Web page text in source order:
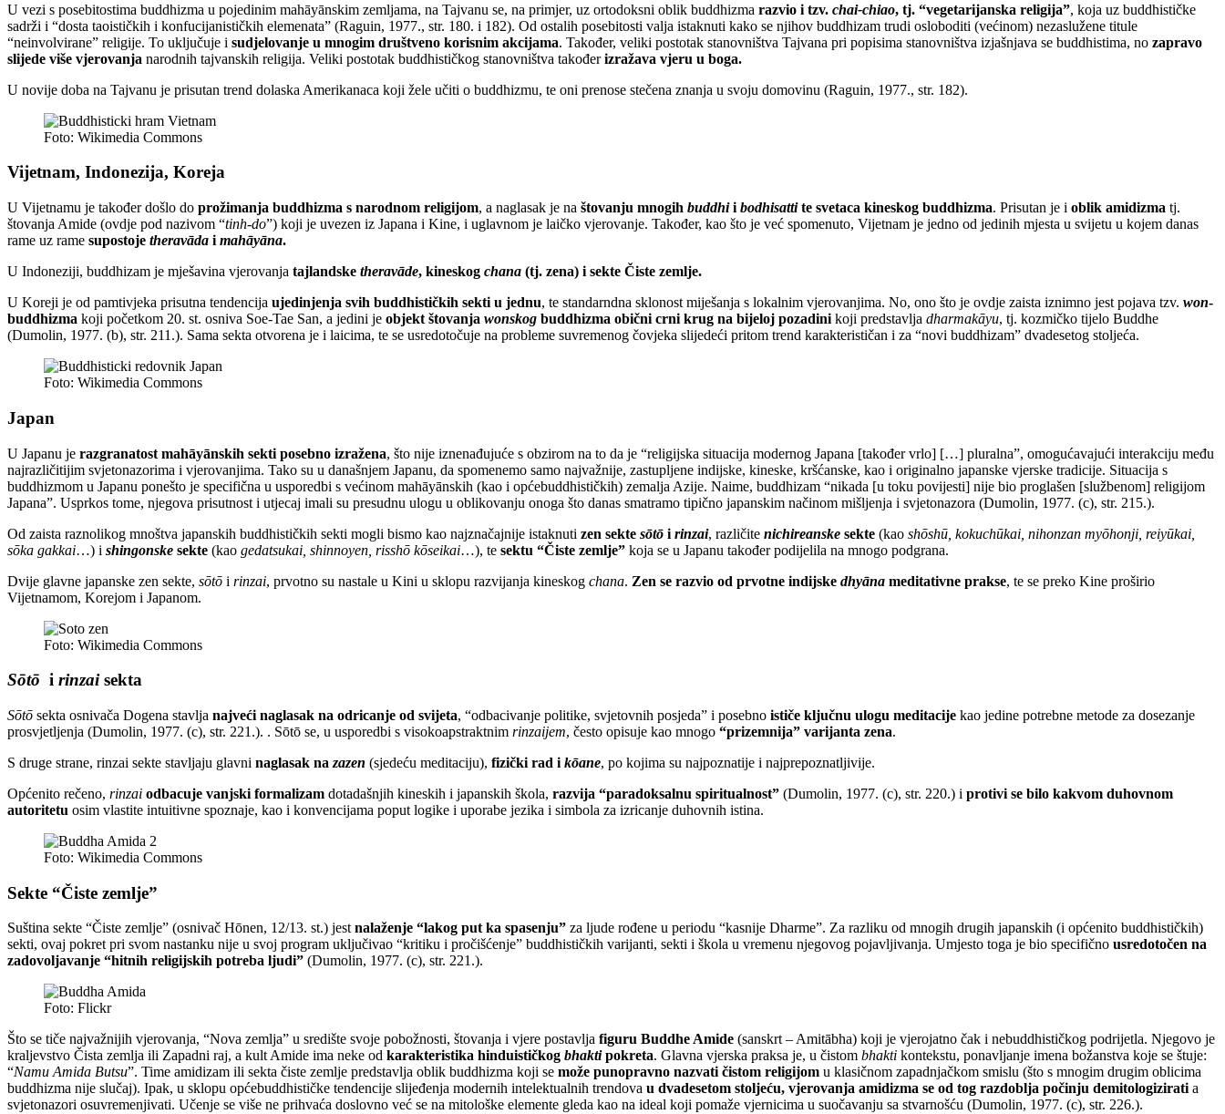
U vezi s posebitostima buddhizma u pojedinim mahāyānskim zemljama, na Tajvanu se, na primjer, uz ortodoksni oblik buddhizma razvio i tzv. chai-chiao, tj. “vegetarijanska religija”, koja uz buddhističke
sadrži i “dosta taoističkih i konfucijanističkih elemenata” (Raguin, 1977., str. 180. i 182). Od ostalih posebitosti valja istaknuti kako se njihov buddhizam trudi osloboditi (većinom) nezaslužene titule
“neinvolvirane” religije. To uključuje i sudjelovanje u mnogim društveno korisnim akcijama. Također, veliki postotak stanovništva Tajvana pri popisima stanovništva izjašnjava se buddhistima, no zapravo
slijede više vjerovanja narodnih tajvanskih religija. Veliki postotak buddhističkog stanovništva takođerizražava vjeru u boga.
U novije doba na Tajvanu je prisutan trend dolaska Amerikanaca koji žele učiti o buddhizmu, te oni prenose stečena znanja u svoju domovinu (Raguin, 1977., str. 182).
Foto: Wikimedia Commons
Vijetnam, Indonezija, Koreja
U Vijetnamu je također došlo do prožimanja buddhizma s narodnom religijom, a naglasak je na štovanju mnogih buddhii bodhisattite svetaca kineskog buddhizma. Prisutan je i oblik amidizma tj.
štovanja Amide (ovdje pod nazivom “tinh-do”) koji je uvezen iz Japana i Kine, i uglavnom je laičko vjerovanje. Također, kao što je već spomenuto, Vijetnam je jedno od jedinih mjesta u svijetu u kojem danas
rame uz rame supostoje theravāda i mahāyāna.
U Indoneziji, buddhizam je mješavina vjerovanja tajlandske theravāde, kineskog chana (tj. zena) i sekte Čiste zemlje.
U Koreji je od pamtivjeka prisutna tendencija ujedinjenja svih buddhističkih sekti u jednu, te standarndna sklonost miješanja s lokalnim vjerovanjima. No, ono što je ovdje zaista iznimno jest pojava tzv. won-
buddhizma koji početkom 20. st. osniva Soe-Tae San, a jedini je objekt štovanja wonskog buddhizma obični crni krug na bijeloj pozadini koji predstavlja dharmakāyu, tj. kozmičko tijelo Buddhe
(Dumolin, 1977. (b), str. 211.). Sama sekta otvorena je i laicima, te se usredotočuje na probleme suvremenog čovjeka slijedeći pritom trend karakterističan i za “novi buddhizam” dvadesetog stoljeća.
Foto: Wikimedia Commons
Japan
U Japanu je razgranatost mahāyānskih sekti posebno izražena, što nije iznenađujuće s obzirom na to da je “religijska situacija modernog Japana [također vrlo] […] pluralna”, omogućavajući interakciju među
najrazličitijim svjetonazorima i vjerovanjima. Tako su u današnjem Japanu, da spomenemo samo najvažnije, zastupljene indijske, kineske, kršćanske, kao i originalno japanske vjerske tradicije. Situacija s
buddhizmom u Japanu ponešto je specifična u usporedbi s većinom mahāyānskih (kao i općebuddhističkih) zemalja Azije. Naime, buddhizam “nikada [u toku povijesti] nije bio proglašen [službenom] religijom
Japana”. Usprkos tome, njegova prisutnost i utjecaj imali su presudnu ulogu u oblikovanju onoga što danas smatramo tipično japanskim načinom mišljenja i svjetonazora (Dumolin, 1977. (c), str. 215.).
Od zaista raznolikog mnoštva japanskih buddhističkih sekti mogli bismo kao najznačajnije istaknuti zen sekte sōtō i rinzai, različite nichireanske sekte (kao shōshū, kokuchūkai, nihonzan myōhonji, reiyūkai,
sōka gakkai…) i shingonske sekte (kao gedatsukai, shinnoyen, risshō kōseikai…), te sektu “Čiste zemlje” koja se u Japanu također podijelila na mnogo podgrana.
Dvije glavne japanske zen sekte, sōtō i rinzai, prvotno su nastale u Kini u sklopu razvijanja kineskog chana. Zen se razvio od prvotne indijske dhyāna meditativne prakse, te se preko Kine proširio
Vijetnamom, Korejom i Japanom.
Foto: Wikimedia Commons
Sōtō i rinzaisekta
Sōtō sekta osnivača Dogena stavlja najveći naglasak na odricanje od svijeta, “odbacivanje politike, svjetovnih posjeda” i posebno ističe ključnu ulogu meditacije kao jedine potrebne metode za dosezanje
prosvjetljenja (Dumolin, 1977. (c), str. 221.). . Sōtō se, u usporedbi s visokoapstraktnim rinzaijem, često opisuje kao mnogo “prizemnija” varijanta zena.
S druge strane, rinzai sekte stavljaju glavni naglasak na zazen (sjedeću meditaciju), fizički rad i kōane, po kojima su najpoznatije i najprepoznatljivije.
Općenito rečeno, rinzai odbacuje vanjski formalizam dotadašnjih kineskih i japanskih škola, razvija “paradoksalnu spiritualnost” (Dumolin, 1977. (c), str. 220.) i protivi se bilo kakvom duhovnom
autoritetu osim vlastite intuitivne spoznaje, kao i konvencijama poput logike i uporabe jezika i simbola za izricanje duhovnih istina.
Foto: Wikimedia Commons
Sekte “Čiste zemlje”
Suština sekte “Čiste zemlje” (osnivač Hōnen, 12/13. st.) jestnalaženje “lakog put ka spasenju” za ljude rođene u periodu “kasnije Dharme”. Za razliku od mnogih drugih japanskih (i općenito buddhističkih)
sekti, ovaj pokret pri svom nastanku nije u svoj program uključivao “kritiku i pročišćenje” buddhističkih varijanti, sekti i škola u vremenu njegovog pojavljivanja. Umjesto toga je bio specifično usredotočen na
zadovoljavanje “hitnih religijskih potreba ljudi” (Dumolin, 1977. (c), str. 221.).
Foto: Flickr
Što se tiče najvažnijih vjerovanja, “Nova zemlja” u središte svoje pobožnosti, štovanja i vjere postavlja figuru Buddhe Amide (sanskrt – Amitābha) koji je vjerojatno čak i nebuddhističkog podrijetla. Njegovo je
kraljevstvo Čista zemlja ili Zapadni raj, a kult Amide ima neke od karakteristika hinduističkog bhaktipokreta. Glavna vjerska praksa je, u čistom bhakti kontekstu, ponavljanje imena božanstva koje se štuje:
“Namu Amida Butsu”. Time amidizam ili sekta čiste zemlje predstavlja oblik buddhizma koji se može punopravno nazvati čistom religijom u klasičnom zapadnjačkom smislu (što s mnogim drugim oblicima
buddhizma nije slučaj). Ipak, u sklopu općebuddhističke tendencije slijeđenja modernih intelektualnih trendova u dvadesetom stoljeću, vjerovanja amidizma se od tog razdoblja počinju demitologiziratia
svjetonazori osuvremenjivati. Učenje se više ne prihvaća doslovno već se na mitološke elemente gleda kao na ideal koji pomaže vjernicima u suočavanju sa stvarnošću (Dumolin, 1977. (c), str. 226.).